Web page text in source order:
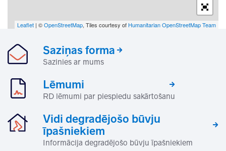
Leaflet | ©OpenStreetMap, Tiles courtesy of Humanitarian OpenStreetMap Team
Saziņas forma
Sazinies ar mums
Lēmumi
RD lēmumi par piespiedu sakārtošanu
Vidi degradējošo būvju
īpašniekiem
Informācija degradējošo būvju īpašniekiem